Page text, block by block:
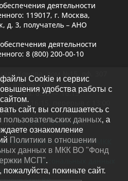
деятельности
119017, г. Москва,
д. 3, получатель – АНО
деятельности
8 (800) 200-00-10
Конева, дом №15, оф. 307
д.6, оф.219
8.30 — 16.15
8:30 до 16:15, перерыв с 13:00
+7 (921) 135-20-44(г.
данных на сайте МКК
персональных данных
МСП»
Cookie и сервис
удобства работы с
сайтом.
сайт, вы соглашаетесь с
данных, а
ознакомление
Политики в отношении
данных в МКК ВО "Фонд
МСП".
покиньте сайт.